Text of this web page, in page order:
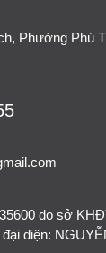
Phường Phú
do sở
diện: